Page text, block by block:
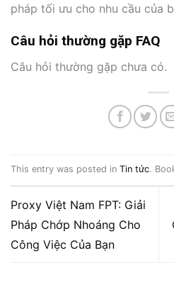
pháp tối ưu cho nhu cầu của
Câu hỏi thường gặp FAQ
Câu hỏi thường gặp chưa có.
This entry was posted in Tin tức.
Proxy Việt Nam FPT: Giải
Pháp Chớp Nhoáng Cho
Công Việc Của Bạn